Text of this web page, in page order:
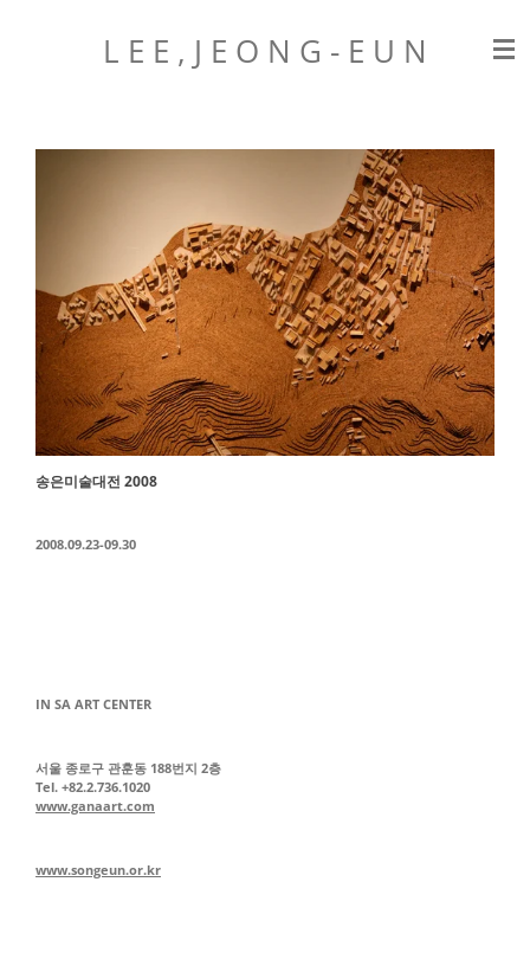
L E E , J E O N G - E U N
송은미술대전 2008
2008.09.23-09.30
IN SA ART CENTER
서울 종로구 관훈동 188번지 2층
Tel. +82.2.736.1020
www.ganaart.com
www.songeun.or.kr